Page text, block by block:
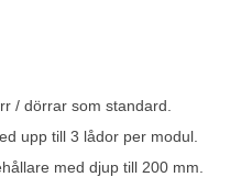
/ dörrar som standard.
upp till 3 lådor per modul.
med djup till 200 mm.